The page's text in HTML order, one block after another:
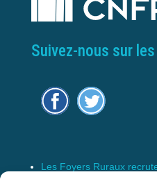
Suivez-nous sur
Les Foyers Ruraux